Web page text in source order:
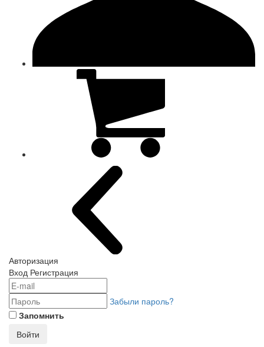
Авторизация
Вход Регистрация
Забыли пароль?
Запомнить
Войти